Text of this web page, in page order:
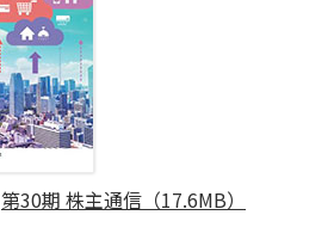
第30期 株主通信（17.6MB）